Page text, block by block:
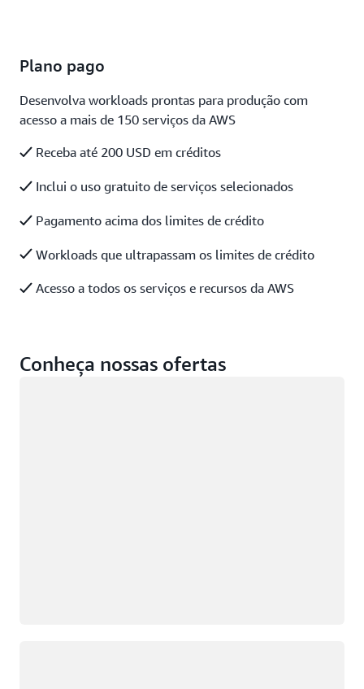
Plano pago
Desenvolva workloads prontas para produção com
acesso a mais de 150 serviços da AWS
Receba até 200 USD em créditos
Inclui o uso gratuito de serviços selecionados
Pagamento acima dos limites de crédito
Workloads que ultrapassam os limites de crédito
Acesso a todos os serviços e recursos da AWS
Conheça nossas ofertas